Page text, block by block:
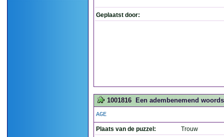
Geplaatst door:
1001816 Een adembenemend
AGE
Plaats van de puzzel:
Trouw